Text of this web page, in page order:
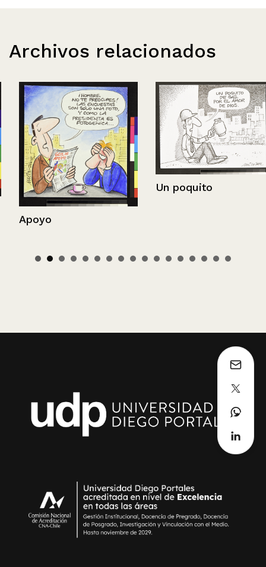
Archivos relacionados
Apoyo
Un poquito